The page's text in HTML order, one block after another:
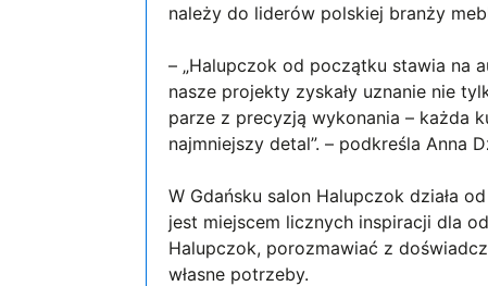
należy do liderów polskiej branży
– „Halupczok od początku stawia na
nasze projekty zyskały uznanie nie
parze z precyzją wykonania – każda
najmniejszy detal”. – podkreśla Anna
W Gdańsku salon Halupczok działa
jest miejscem licznych inspiracji dla
Halupczok, porozmawiać z
własne potrzeby.